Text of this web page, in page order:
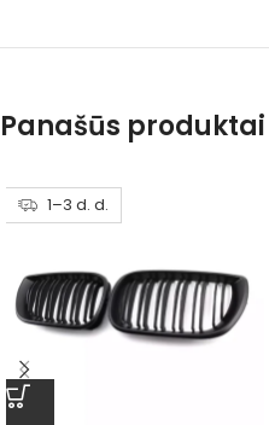
Panašūs produktai
1–3 d. d.